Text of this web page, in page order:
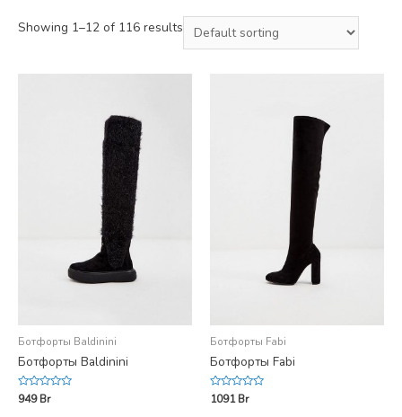
Showing 1–12 of 116 results
Ботфорты Baldinini
Ботфорты Baldinini
Rated
0
949Br
Ботфорты Fabi
Ботфорты Fabi
Rated
01091Br